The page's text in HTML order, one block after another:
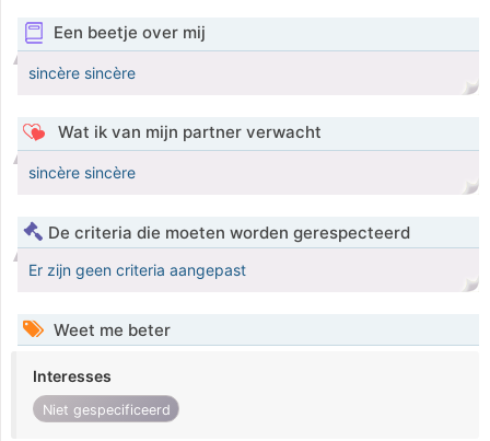
Een beetje over mij
sincère sincère
Wat ik van mijn partner verwacht
sincère sincère
De criteria die moeten worden gerespecteerd
Er zijn geen criteria aangepast
Weet me beter
Interesses
Niet gespecificeerd